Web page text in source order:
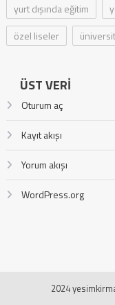
yurt dışında eğitim
özel liseler
ÜST VERI
Oturum aç
Kayıt akışı
Yorum akışı
WordPress.org
2024